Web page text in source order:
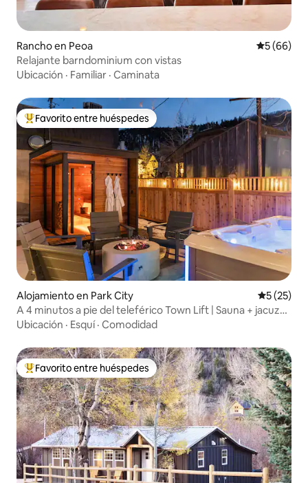
Rancho en Peoa
5 (66)
Relajante barndominium con vistas
Ubicación · Familiar · Caminata
Favorito entre huéspedes preferido
Favorito entre huéspedes
Alojamiento en Park City
5 (25)
A 4 minutos a pie del teleférico Town Lift | Sauna + jacuzzi
| 2 habitaciones de lujo
Ubicación · Esquí· Comodidad
Favorito entre huéspedes preferido
Favorito entre huéspedes